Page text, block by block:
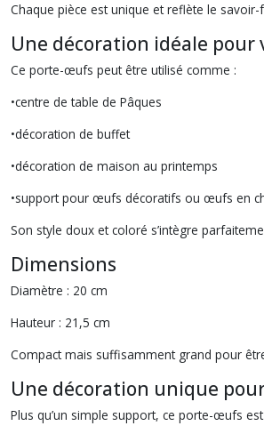
Chaque pièce est unique et reflète le savoir-
Une décoration idéale pour
Ce porte-œufs peut être utilisé comme :
•centre de table de Pâques
•décoration de buffet
•décoration de maison au printemps
•support pour œufs décoratifs ou œufs en
Son style doux et coloré s’intègre
Dimensions
Diamètre : 20 cm
Hauteur : 21,5 cm
Compact mais suffisamment grand pour
Une décoration unique
Plus qu’un simple support, ce porte-œufs